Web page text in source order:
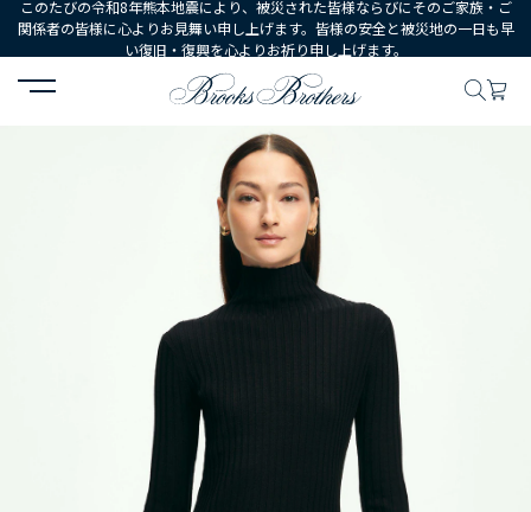
このたびの令和8年熊本地震により、被災された皆様ならびにそのご家族・ご
関係者の皆様に心よりお見舞い申し上げます。皆様の安全と被災地の一日も早
い復旧・復興を心よりお祈り申し上げます。
HOME ウェア トップス セーター 長袖 リブ モ